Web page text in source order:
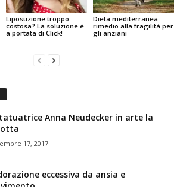
Liposuzione troppo
costosa? La soluzione è
a portata di Click!
Dieta mediterranea:
rimedio alla fragilità per
gli anziani
Anna Neudecker in arte la
17, 2017
eccessiva da ansia e